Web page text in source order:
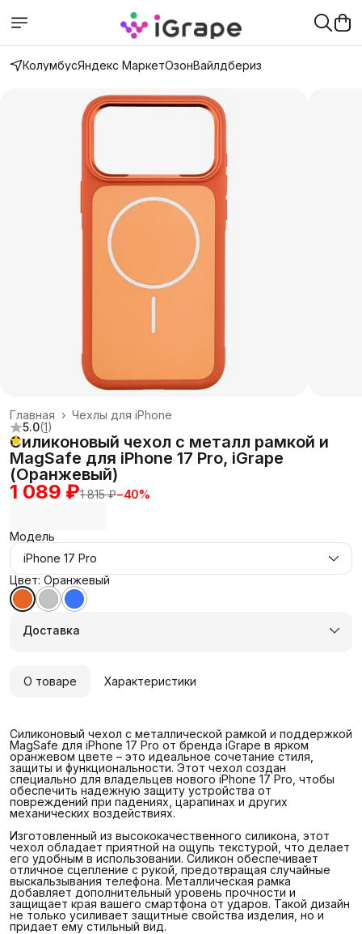
КолумбусЯндекс МаркетОзонВайлдбериз
Чехлы для iPhone
Главная ›
5.0(1)
Силиконовый чехол с металл рамкой и
MagSafe для iPhone 17 Pro, iGrape
(Оранжевый)
1 089 ₽1 815 ₽−40%
Модель
iPhone 17 Pro
Цвет: Оранжевый
Доставка
О товаре Характеристики
Силиконовый чехол с металлической рамкой и поддержкой
MagSafe для iPhone 17 Pro от бренда iGrape в ярком
оранжевом цвете – это идеальное сочетание стиля,
защиты и функциональности. Этот чехол создан
специально для владельцев нового iPhone 17 Pro, чтобы
обеспечить надежную защиту устройства от
повреждений при падениях, царапинах и других
механических воздействиях.
Изготовленный из высококачественного силикона, этот
чехол обладает приятной на ощупь текстурой, что делает
его удобным в использовании. Силикон обеспечивает
отличное сцепление с рукой, предотвращая случайные
выскальзывания телефона. Металлическая рамка
добавляет дополнительный уровень прочности и
защищает края вашего смартфона от ударов. Такой дизайн
не только усиливает защитные свойства изделия, но и
придает ему стильный вид.